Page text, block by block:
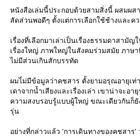
หนังสือเล่มนี้ประกอบด้วยสามสิ่งนี้ ผสมผส
สัดส่วนพอดีๆ ตั้งแต่การเลือกใช้ช้างและค
เรื่องที่เลือกมาเล่าเป็นเรื่องธรรมดาสามั
เรื่องใหญ่ ภาพใหญ่ในสังคมร่วมสมัย ภาษ
ไม่มีส่วนเกินสักบรรทัด
ผมไ่ม่มีข้อมูลว่าคชสาร ตั้งยามอรุณอายุเท่
เดาจากน้ำเสียงและเรื่องเล่า เขาน่าจะอา
ความสงบรอบรู้แบบผู้ใหญ่ ขณะเดียวกันก็
รุ่น
อย่างที่กล่าวแล้ว 'การเดินทางของคชสาร'